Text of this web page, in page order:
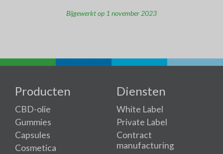
Bijgewerkt op 1 november 2023
Producten
CBD-olie
Gummies
Capsules
Cosmetica
Diensten
White Label
Private Label
Contract
manufacturing